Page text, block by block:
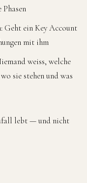
Geht ein Key Account
mit ihm
weiss, welche
sie stehen und was
lebt — und nicht